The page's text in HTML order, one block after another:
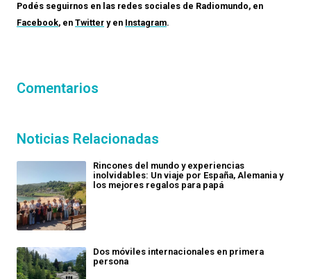
Podés seguirnos en las redes sociales de Radiomundo, en
Facebook, en Twitter y en Instagram.
Comentarios
Noticias Relacionadas
Rincones del mundo y experiencias
inolvidables: Un viaje por España, Alemania y
los mejores regalos para papá
Dos móviles internacionales en primera
persona